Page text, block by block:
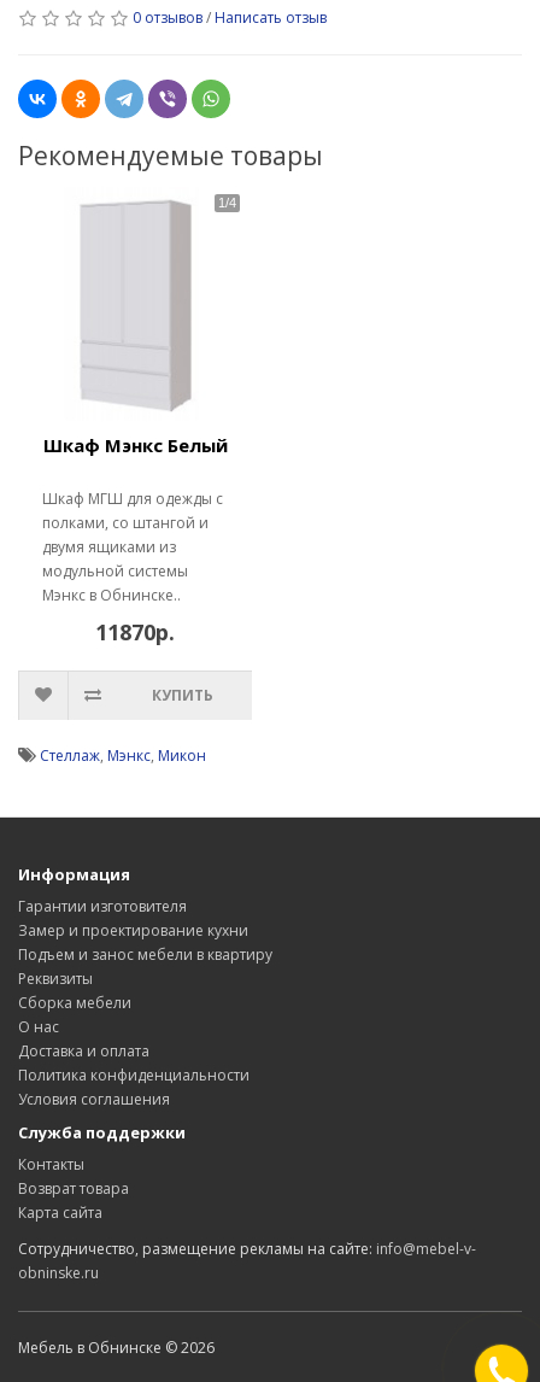
0 отзывов/ Написать отзыв
Рекомендуемые товары
Шкаф Мэнкс Белый
Шкаф МГШ для одежды с
полками, со штангой и
двумя ящиками из
модульной системы
Мэнкс в Обнинске..
11870р.
КУПИТЬ
Стеллаж, Мэнкс, Микон
Информация
Гарантии изготовителя
Замер и проектирование кухни
Подъем и занос мебели в квартиру
Реквизиты
Сборка мебели
О нас
Доставка и оплата
Политика конфиденциальности
Условия соглашения
Служба поддержки
Контакты
Возврат товара
Карта сайта
Сотрудничество, размещение рекламы на сайте: info@mebel-v-
obninske.ru
Мебель в Обнинске © 2026